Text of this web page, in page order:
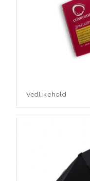
Vedlikehold